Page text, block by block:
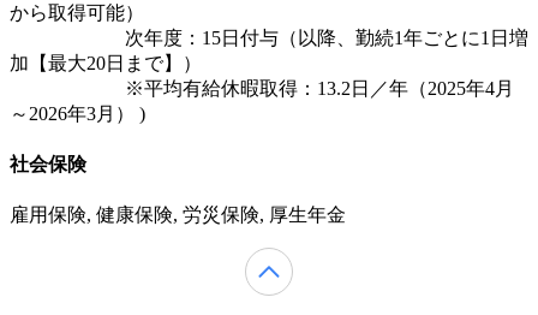
から取得可能）
次年度：15日付与（以降、勤続1年ごとに1日増
加【最大20日まで】）
※平均有給休暇取得：13.2日／年（2025年4月
～2026年3月） )
社会保険
雇用保険, 健康保険, 労災保険, 厚生年金